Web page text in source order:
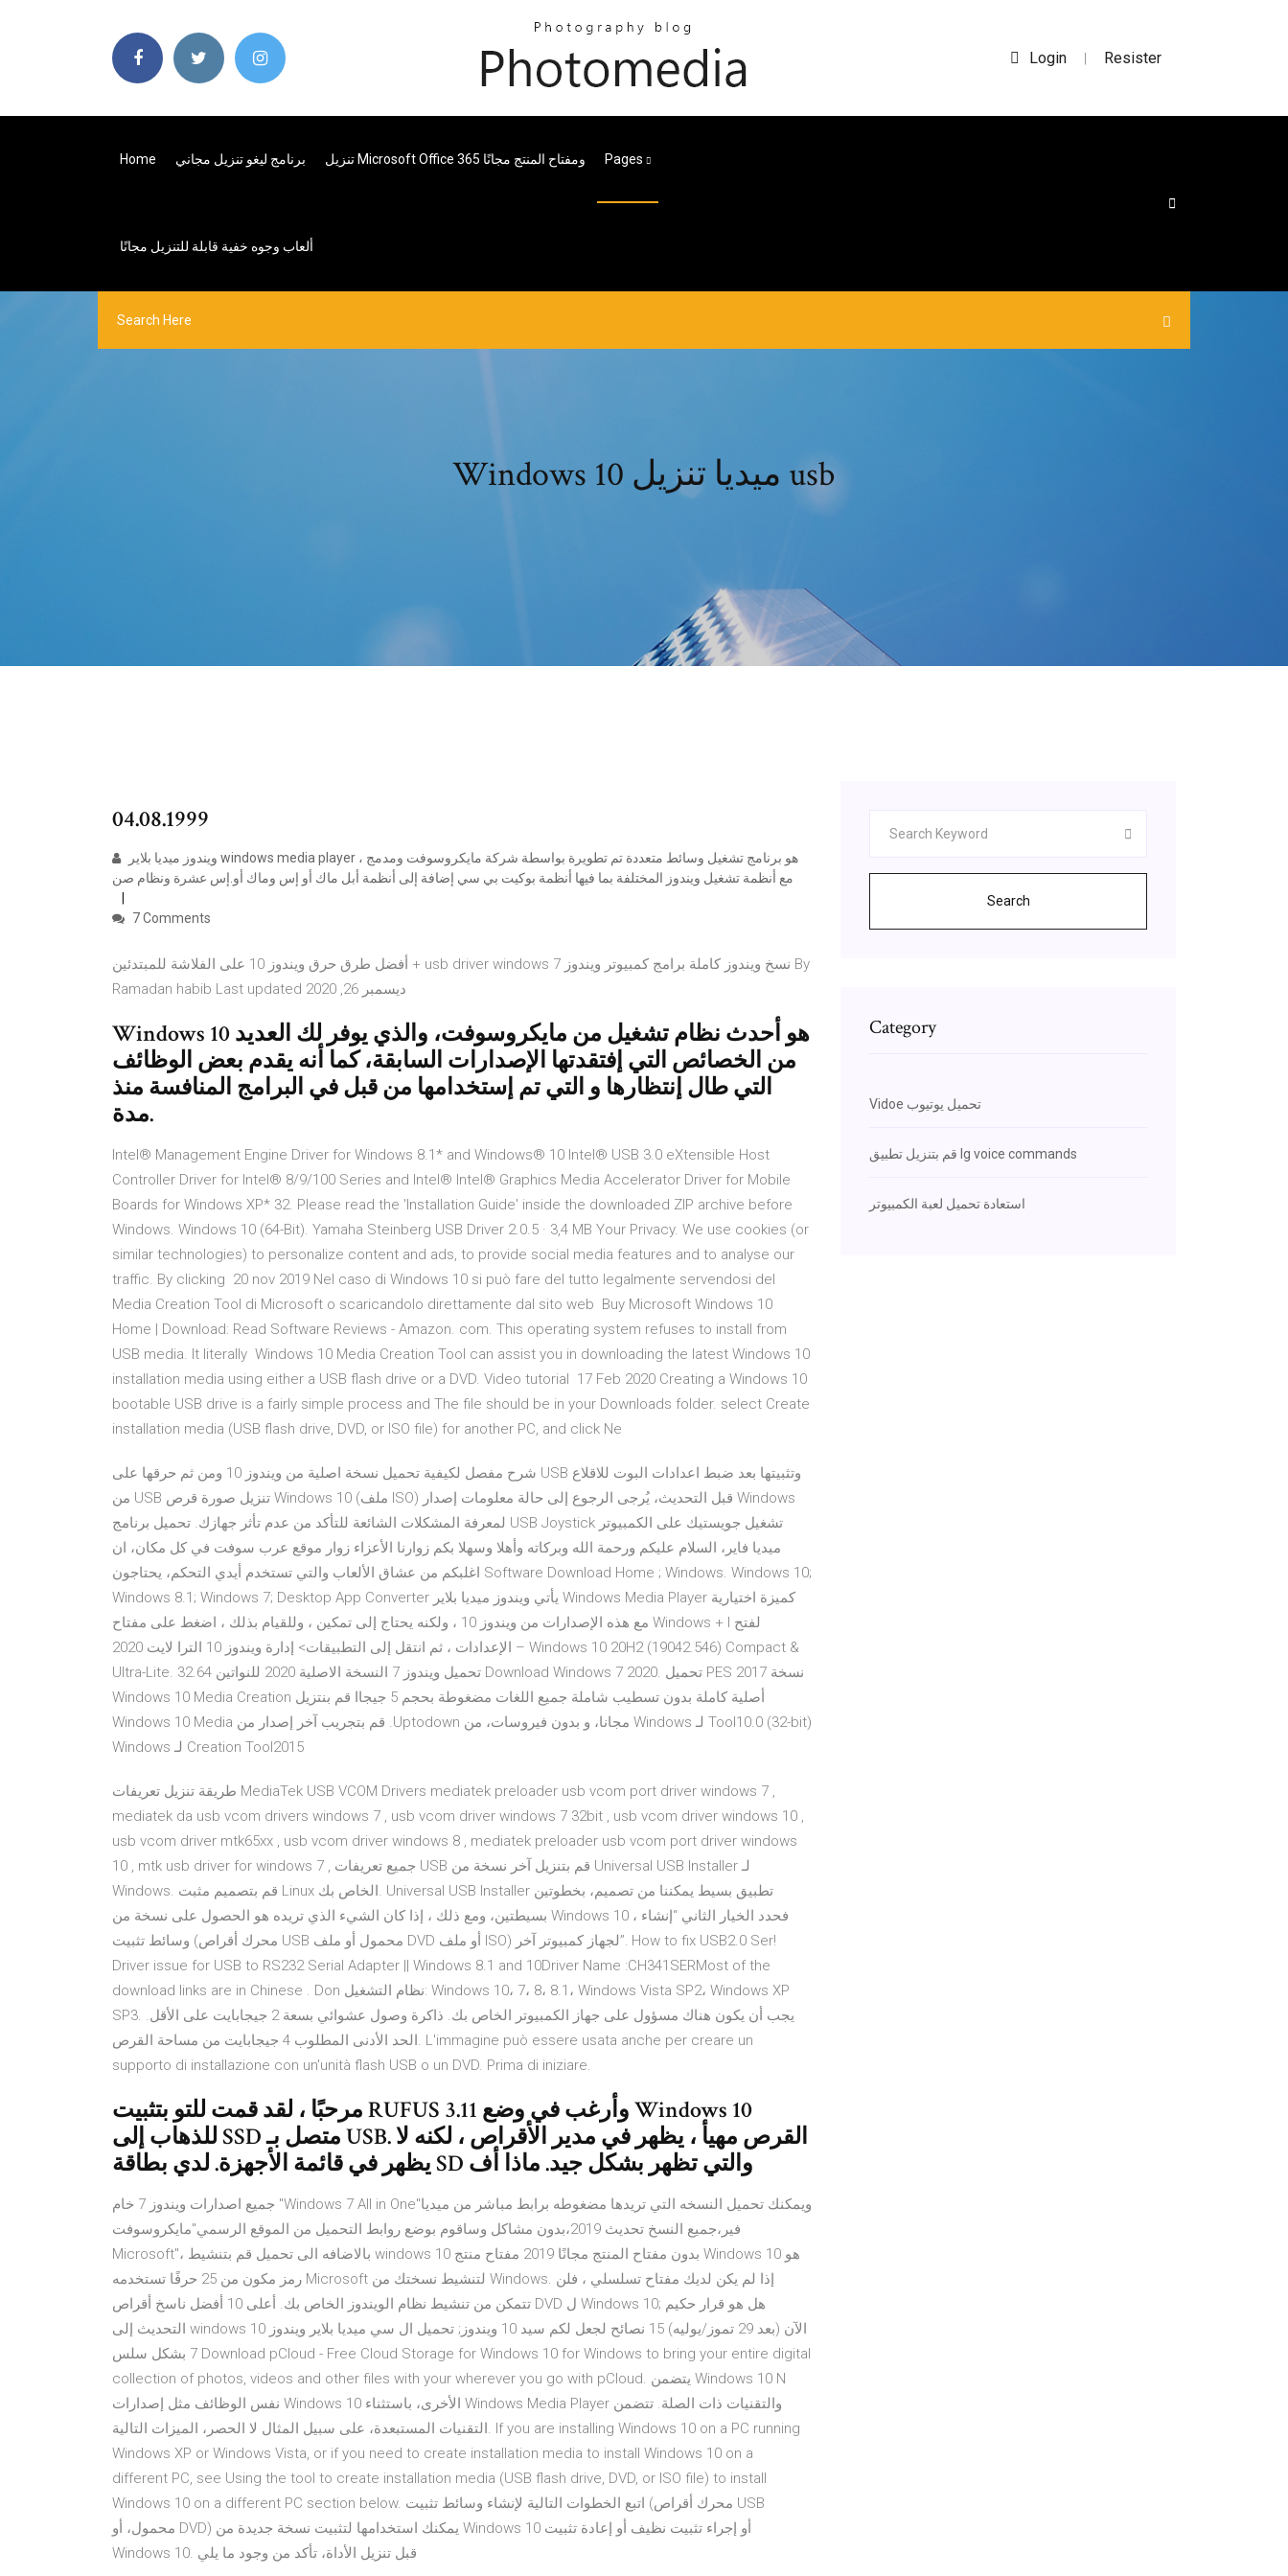
Login | Resister
Home برنامج ليغو تنزيل مجاني تنزيل Microsoft Office 365 ومفتاح المنتج مجانًا Pages
ألعاب وجوه خفية قابلة للتنزيل مجانًا
Windows 10 ميديا ​​تنزيل usb
04.08.1999
مع أنظمة تشغيل ويندوز المختلفة بما فيها أنظمة بوكيت بي سي إضافة إلى أنظمة أبل ماك أو إس وماك أو.إس عشرة ونظام صن
7 Comments
أفضل طرق حرق ويندوز 10 على الفلاشة للمبتدئين + usb driver windows 7 نسخ ويندوز كاملة برامج كمبيوتر ويندوز By
‪Ramadan habib‬‏ Last updated ديسمبر 26, 2020
Windows 10 هو أحدث نظام تشغيل من مايكروسوفت، والذي يوفر لك العديد
من الخصائص التي إفتقدتها الإصدارات السابقة، كما أنه يقدم بعض الوظائف
التي طال إنتظارها و التي تم إستخدامها من قبل في البرامج المنافسة منذ
مدة.
Intel® Management Engine Driver for Windows 8.1* and Windows® 10 Intel® USB 3.0 eXtensible Host
Controller Driver for Intel® 8/9/100 Series and Intel® Intel® Graphics Media Accelerator Driver for Mobile
Boards for Windows XP* 32. Please read the 'Installation Guide' inside the downloaded ZIP archive before
Windows. Windows 10 (64-Bit). Yamaha Steinberg USB Driver 2.0.5 · 3,4 MB Your Privacy. We use cookies (or
similar technologies) to personalize content and ads, to provide social media features and to analyse our
traffic. By clicking 20 nov 2019 Nel caso di Windows 10 si può fare del tutto legalmente servendosi del
Media Creation Tool di Microsoft o scaricandolo direttamente dal sito web Buy Microsoft Windows 10
Home | Download: Read Software Reviews - Amazon. com. This operating system refuses to install from
USB media. It literally Windows 10 Media Creation Tool can assist you in downloading the latest Windows 10
installation media using either a USB flash drive or a DVD. Video tutorial 17 Feb 2020 Creating a Windows 10
bootable USB drive is a fairly simple process and The file should be in your Downloads folder. select Create
installation media (USB flash drive, DVD, or ISO file) for another PC, and click Ne
شرح مفصل لكيفية تحميل نسخة اصلية من ويندوز 10 ومن ثم حرقها على USB وتثبيتها بعد ضبط اعدادات البوت للاقلاع
من USB تنزيل صورة قرص Windows 10 (ملف ISO) قبل التحديث، يُرجى الرجوع إلى حالة معلومات إصدار Windows
لمعرفة المشكلات الشائعة للتأكد من عدم تأثر جهازك. تحميل برنامج USB Joystick تشغيل جويستيك على الكمبيوتر
ميديا فاير، السلام عليكم ورحمة الله وبركاته وأهلا وسهلا بكم زوارنا الأعزاء زوار موقع عرب سوفت في كل مكان، ان
اغلبكم من عشاق الألعاب والتي تستخدم أيدي التحكم، يحتاجون Software Download Home ; Windows. Windows 10;
Windows 8.1; Windows 7; Desktop App Converter يأتي ويندوز ميديا بلاير Windows Media Player كميزة اختيارية
مع هذه الإصدارات من ويندوز 10 ، ولكنه يحتاج إلى تمكين ، وللقيام بذلك ، اضغط على مفتاح Windows + I لفتح
الإعدادات ، ثم انتقل إلى التطبيقات> إدارة ويندوز 10 الترا لايت 2020 – Windows 10 20H2 (19042.546) Compact &
Ultra-Lite. تحميل ويندوز 7 النسخة الاصلية 2020 للنواتين 32.64 Download Windows 7 2020. تحميل PES 2017 نسخة
أصلية كاملة بدون تسطيب شاملة جميع اللغات مضغوطة بحجم 5 جيجاا ‫قم بنتزيل Windows 10 Media Creation
Tool10.0 (32-bit) لـ Windows مجانا، و بدون فيروسات، من Uptodown. قم بتجريب آخر إصدار من Windows 10 Media
Creation Tool2015 لـ Windows
طريقة تنزيل تعريفات MediaTek USB VCOM Drivers mediatek preloader usb vcom port driver windows 7 ,
mediatek da usb vcom drivers windows 7 , usb vcom driver windows 7 32bit , usb vcom driver windows 10 ,
usb vcom driver mtk65xx , usb vcom driver windows 8 , mediatek preloader usb vcom port driver windows
10 , mtk usb driver for windows 7 , جميع تعريفات USB قم بتنزيل آخر نسخة من Universal USB Installer لـ
Windows. قم بتصميم مثبت Linux الخاص بك. Universal USB Installer تطبيق بسيط يمكننا من تصميم، بخطوتين
بسيطتين، ومع ذلك ، إذا كان الشيء الذي تريده هو الحصول على نسخة من Windows 10 ، فحدد الخيار الثاني “إنشاء
وسائط تثبيت (محرك أقراص USB محمول أو ملف DVD أو ملف ISO) لجهاز كمبيوتر آخر”. How to fix USB2.0 Ser!
Driver issue for USB to RS232 Serial Adapter || Windows 8.1 and 10Driver Name :CH341SERMost of the
download links are in Chinese . Don نظام التشغيل: Windows 10، 7، 8، 8.1، Windows Vista SP2، Windows XP
SP3. يجب أن يكون هناك مسؤول على جهاز الكمبيوتر الخاص بك. ذاكرة وصول عشوائي بسعة 2 جيجابايت على الأقل.
الحد الأدنى المطلوب 4 جيجابايت من مساحة القرص. L'immagine può essere usata anche per creare un
supporto di installazione con un'unità flash USB o un DVD. Prima di iniziare.
مرحبًا ، لقد قمت للتو بتثبيت RUFUS 3.11 وأرغب في وضع Windows 10
للذهاب إلى SSD متصل بـ USB. القرص مهيأ ، يظهر في مدير الأقراص ، لكنه لا
يظهر في قائمة الأجهزة. لدي بطاقة SD والتي تظهر بشكل جيد. ماذا أف
جميع اصدارات ويندوز 7 خام "Windows 7 All in One"ويمكنك تحميل النسخه التي تريدها مضغوطه برابط مباشر من ميديا
فير،جميع النسخ تحديث 2019،بدون مشاكل وساقوم بوضع روابط التحميل من الموقع الرسمي"مايكروسوفت
Microsoft"، بالاضافه الى تحميل قم بتنشيط windows 10 بدون مفتاح المنتج مجانًا 2019 مفتاح منتج Windows 10 هو
رمز مكون من 25 حرفًا تستخدمه Microsoft لتنشيط نسختك من Windows. إذا لم يكن لديك مفتاح تسلسلي ، فلن
تتمكن من تنشيط نظام الويندوز الخاص بك. أعلى 10 أفضل ناسخ أقراص DVD ل Windows 10; هل هو قرار حكيم
التحديث إلى windows 10 الآن (بعد 29 تموز/يوليه) 15 نصائح لجعل لكم سيد 10 ويندوز; تحميل ال سي ميديا بلاير ويندوز
7 بشكل سلس Download pCloud - Free Cloud Storage for Windows 10 for Windows to bring your entire digital
collection of photos, videos and other files with your wherever you go with pCloud. يتضمن Windows 10 N
نفس الوظائف مثل إصدارات Windows 10 الأخرى، باستثناء Windows Media Player والتقنيات ذات الصلة. تتضمن
التقنيات المستبعدة، على سبيل المثال لا الحصر، الميزات التالية. If you are installing Windows 10 on a PC running
Windows XP or Windows Vista, or if you need to create installation media to install Windows 10 on a
different PC, see Using the tool to create installation media (USB flash drive, DVD, or ISO file) to install
Windows 10 on a different PC section below. اتبع الخطوات التالية لإنشاء وسائط تثبيت (محرك أقراص USB
محمول، أو DVD) يمكنك استخدامها لتثبيت نسخة جديدة من Windows 10 أو إجراء تثبيت نظيف أو إعادة تثبيت
Windows 10. قبل تنزيل الأداة، تأكد من وجود ما يلي
Search
Category
Vidoe تحميل يوتيوب
قم بتنزيل تطبيق lg voice commands
استعادة تحميل لعبة الكمبيوتر